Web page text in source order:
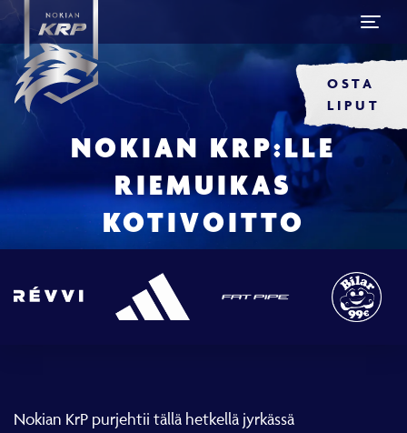
OSTA
LIPUT
NOKIAN KRP:LLE
RIEMUIKAS
KOTIVOITTO
Nokian KrP purjehtii tällä hetkellä jyrkässä